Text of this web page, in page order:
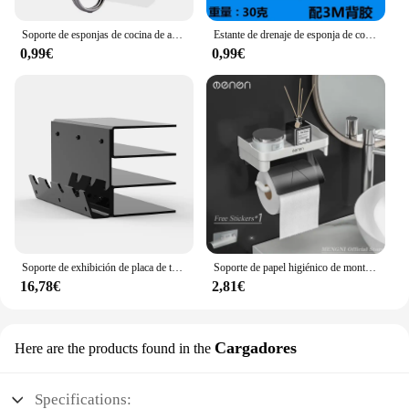
Soporte de esponjas de cocina de acero inoxidable, estante de secado de drenaje, soporte de almacenamiento autoadhesivo, organizador de ganchos de pared, 1/5 Uds.
0,99€
Estante de drenaje de esponja de cocina, tapa de olla de acero inoxidable, estante de almacenamiento de tabla de cortar, soporte de estante de almacenamiento multifuncional, herramientas de cocina
0,99€
Soporte de exhibición de placa de teclado acrílico, almacenamiento de Teclado mecánico de 3 niveles, ergonómico, transparente, estante de almacenamiento de ratón
16,78€
Soporte de papel higiénico de montaje en pared, estante de almacenamiento de papel en rollo impermeable de plástico, estantes organizadores de pañuelos para el baño
2,81€
Here are the products found in the Cargadores
Specifications: